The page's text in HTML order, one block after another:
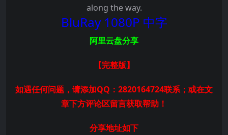
along the way.
BluRay 1080P 中字
阿里云盘分享
【完整版】
如遇任何问题，请添加QQ：2820164724联系；或在文
章下方评论区留言获取帮助！
分享地址如下